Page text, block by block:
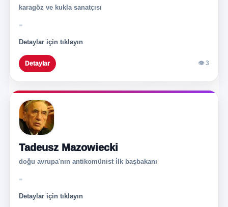
karagöz ve kukla sanatçısı
-
Detaylar için tıklayın
Detaylar 👁 3
Tadeusz Mazowiecki
doğu avrupa'nın antikomünist i̇lk başbakanı
-
Detaylar için tıklayın